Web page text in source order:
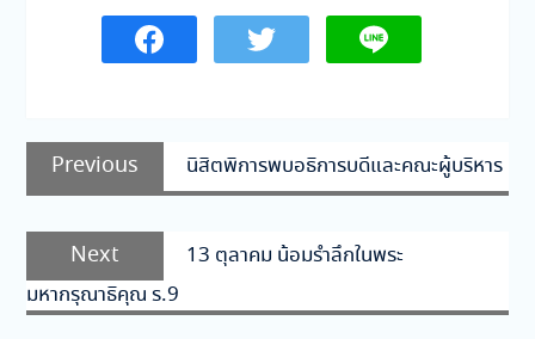
แนะแนว
เรื่อง
Previous
Previous
post:
นิสิตพิการพบอธิการบดีและคณะผู้บริหาร
Next
Next
post:
13 ตุลาคม น้อมรำลึกในพระ
มหากรุณาธิคุณ ร.9